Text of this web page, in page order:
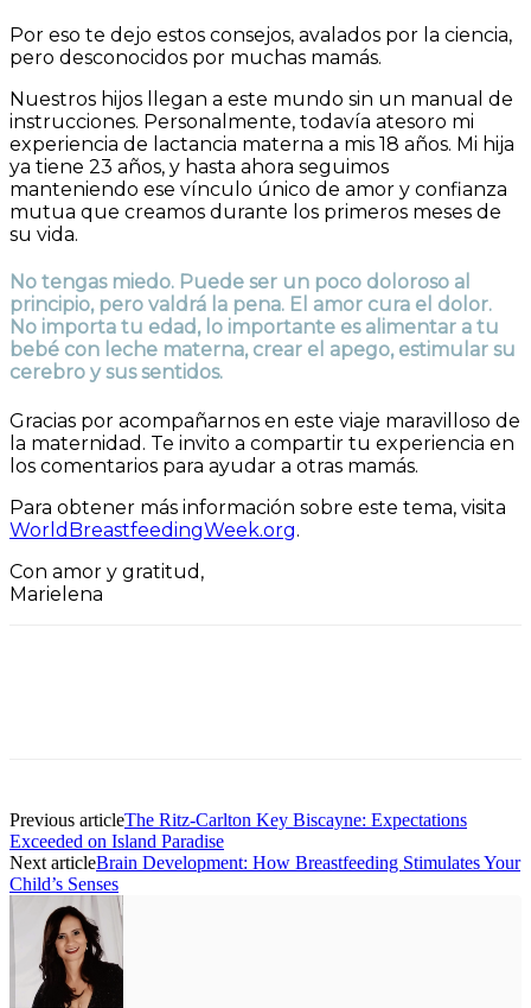
Por eso te dejo estos consejos, avalados por la ciencia,
pero desconocidos por muchas mamás.
Nuestros hijos llegan a este mundo sin un manual de
instrucciones. Personalmente, todavía atesoro mi
experiencia de lactancia materna a mis 18 años. Mi hija
ya tiene 23 años, y hasta ahora seguimos
manteniendo ese vínculo único de amor y confianza
mutua que creamos durante los primeros meses de
su vida.
No tengas miedo. Puede ser un poco doloroso al
principio, pero valdrá la pena. El amor cura el dolor.
No importa tu edad, lo importante es alimentar a tu
bebé con leche materna, crear el apego, estimular su
cerebro y sus sentidos.
Gracias por acompañarnos en este viaje maravilloso de
la maternidad. Te invito a compartir tu experiencia en
los comentarios para ayudar a otras mamás.
Para obtener más información sobre este tema, visita
WorldBreastfeedingWeek.org.
Con amor y gratitud,
Marielena
Previous articleThe Ritz-Carlton Key Biscayne: Expectations
Exceeded on Island Paradise
Next articleBrain Development: How Breastfeeding Stimulates Your
Child’s Senses